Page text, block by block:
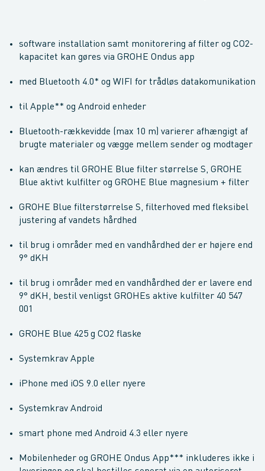
software installation samt monitorering af filter og CO2-
kapacitet kan gøres via GROHE Ondus app
med Bluetooth 4.0* og WIFI for trådløs datakomunikation
til Apple** og Android enheder
Bluetooth-rækkevidde (max 10 m) varierer afhængigt af
brugte materialer og vægge mellem sender og modtager
kan ændres til GROHE Blue filter størrelse S, GROHE
Blue aktivt kulfilter og GROHE Blue magnesium + filter
GROHE Blue filterstørrelse S, filterhoved med fleksibel
justering af vandets hårdhed
til brug i områder med en vandhårdhed der er højere end
9° dKH
til brug i områder med en vandhårdhed der er lavere end
9° dKH, bestil venligst GROHEs aktive kulfilter 40 547
001
GROHE Blue 425 g CO2 flaske
Systemkrav Apple
iPhone med iOS 9.0 eller nyere
Systemkrav Android
smart phone med Android 4.3 eller nyere
Mobilenheder og GROHE Ondus App*** inkluderes ikke i